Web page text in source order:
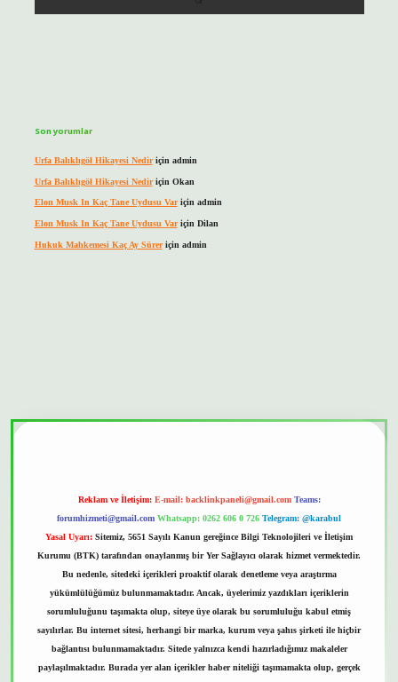
Son yorumlar
Urfa Balıklıgöl Hikayesi Nediriçin admin
Urfa Balıklıgöl Hikayesi Nediriçin Okan
Elon Musk In Kaç Tane Uydusu Variçin admin
Elon Musk In Kaç Tane Uydusu Variçin Dilan
Hukuk Mahkemesi Kaç Ay Süreriçin admin
Reklam ve İletişim: E-mail: backlinkpaneli@gmail.com Teams:
forumhizmeti@gmail.com Whatsapp: 0262 606 0 726 Telegram: @karabul
Yasal Uyarı: Sitemiz, 5651 Sayılı Kanun gereğince Bilgi Teknolojileri ve İletişim
Kurumu (BTK) tarafından onaylanmış bir Yer Sağlayıcı olarak hizmet vermektedir.
Bu nedenle, sitedeki içerikleri proaktif olarak denetleme veya araştırma
yükümlülüğümüz bulunmamaktadır. Ancak, üyelerimiz yazdıkları içeriklerin
sorumluluğunu taşımakta olup, siteye üye olarak bu sorumluluğu kabul etmiş
sayılırlar. Bu internet sitesi, herhangi bir marka, kurum veya şahıs şirketi ile hiçbir
bağlantısı bulunmamaktadır. Sitede yalnızca kendi hazırladığımız makaleler
paylaşılmaktadır. Burada yer alan içerikler haber niteliği taşımamakta olup, gerçek